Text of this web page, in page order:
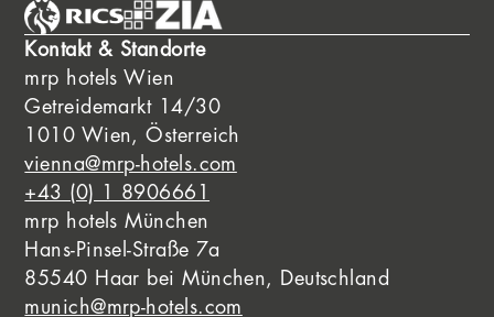
Kontakt & Standorte
mrp hotels Wien
Getreidemarkt 14/30
1010 Wien, Österreich
vienna@mrp-hotels.com
+43 (0) 1 8906661
mrp hotels München
Hans-Pinsel-Straße 7a
85540 Haar bei München, Deutschland
munich@mrp-hotels.com